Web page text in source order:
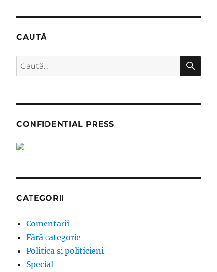
CAUTĂ
Caută
după:
CONFIDENTIAL PRESS
CATEGORII
Comentarii
Fără categorie
Politica si politicieni
Special